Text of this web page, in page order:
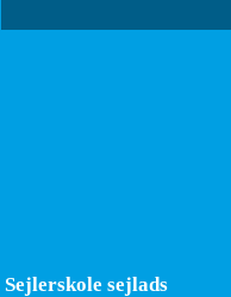
Sejlerskole sejlads